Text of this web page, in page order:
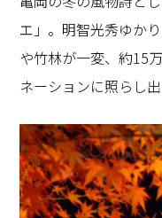
エ」。明智光秀ゆか
や竹林が一変、約15
ネーションに照らし出